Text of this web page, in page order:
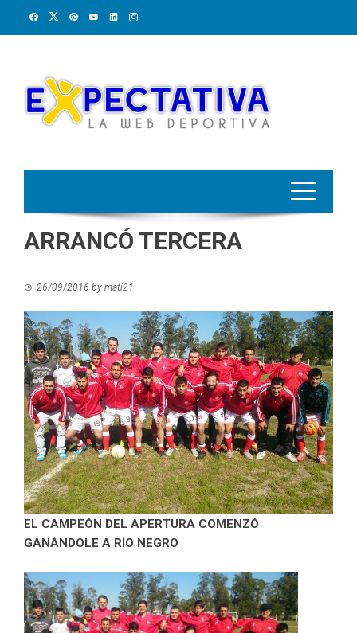
ARRANCÓ TERCERA
26/09/2016 by mati21
EL CAMPEÓN DEL APERTURA COMENZÓ
GANÁNDOLE A RÍO NEGRO